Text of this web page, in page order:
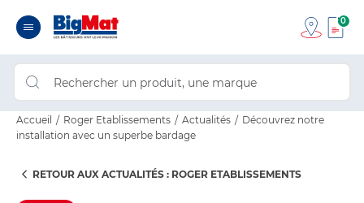
0
Accueil Roger Etablissements Actualités
Découvrez notre
installation avec un superbe bardage
RETOUR AUX ACTUALITÉS : ROGER ETABLISSEMENTS